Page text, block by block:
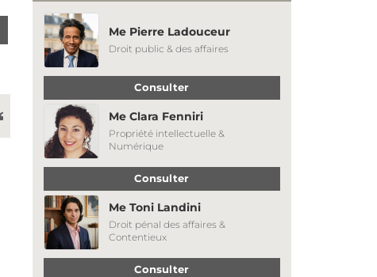
Me Pierre Ladouceur
Droit public & des affaires
Consulter
Me Clara Fenniri
Propriété intellectuelle &
Numérique
Consulter
Me Toni Landini
Droit pénal des affaires &
Contentieux
Consulter